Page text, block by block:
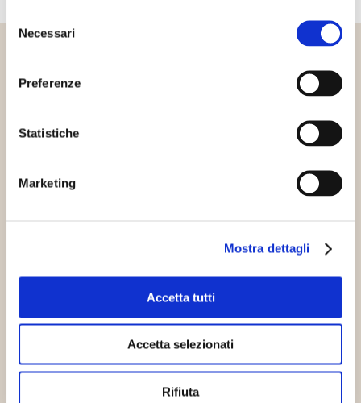
delNecessari
Preferenze
Statistiche
Marketing
Mostra dettagli
Accetta tutti
Accetta selezionati
Rifiuta
Altri articoli che potrebbero
Obiettivi climatici 2030, possiamo
dire la nostra
05/11/2020
La Commissione europea pubblica le
valutazioni d’impatto di una serie di leggi